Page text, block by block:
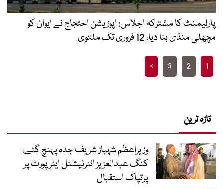
پارلیمنٹ کا مشترکہ اجلاس: اپوزیشن احتجاج نے ایوان کو
مچھلی منڈی بنا دیا، 12 فروری تک ملتوی
Posts
pagination
1
2
3
>
تازہ ترین
وزیراعظم شہباز شریف جدہ پہنچ گئے،
کنگ عبدالعزیز انٹرنیشنل ایئر پورٹ پر
پرتپاک استقبال